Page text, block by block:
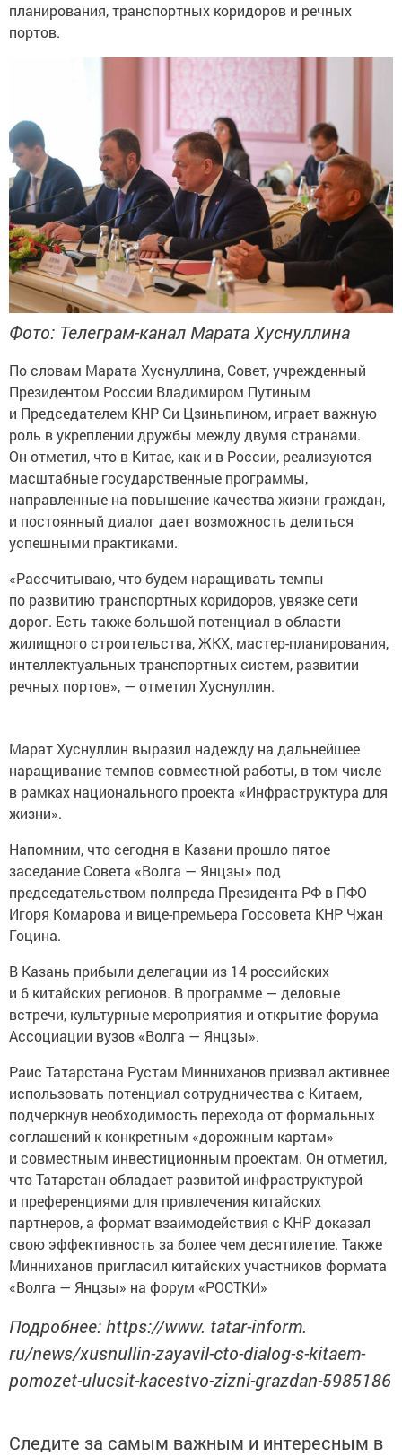
планирования, транспортных коридоров и речных
портов.
Фото: Телеграм-канал Марата Хуснуллина
По словам Марата Хуснуллина, Совет, учрежденный
Президентом России Владимиром Путиным
и Председателем КНР Си Цзиньпином, играет важную
роль в укреплении дружбы между двумя странами.
Он отметил, что в Китае, как и в России, реализуются
масштабные государственные программы,
направленные на повышение качества жизни граждан,
и постоянный диалог дает возможность делиться
успешными практиками.
«Рассчитываю, что будем наращивать темпы
по развитию транспортных коридоров, увязке сети
дорог. Есть также большой потенциал в области
жилищного строительства, ЖКХ, мастер-планирования,
интеллектуальных транспортных систем, развитии
речных портов», — отметил Хуснуллин.
Марат Хуснуллин выразил надежду на дальнейшее
наращивание темпов совместной работы, в том числе
в рамках национального проекта «Инфраструктура для
жизни».
Напомним, что сегодня в Казани прошло пятое
заседание Совета «Волга — Янцзы» под
председательством полпреда Президента РФ в ПФО
Игоря Комарова и вице-премьера Госсовета КНР Чжан
Гоцина.
В Казань прибыли делегации из 14 российских
и 6 китайских регионов. В программе — деловые
встречи, культурные мероприятия и открытие форума
Ассоциации вузов «Волга — Янцзы».
Раис Татарстана Рустам Минниханов призвал активнее
использовать потенциал сотрудничества с Китаем,
подчеркнув необходимость перехода от формальных
соглашений к конкретным «дорожным картам»
и совместным инвестиционным проектам. Он отметил,
что Татарстан обладает развитой инфраструктурой
и преференциями для привлечения китайских
партнеров, а формат взаимодействия с КНР доказал
свою эффективность за более чем десятилетие. Также
Минниханов пригласил китайских участников формата
«Волга — Янцзы» на форум «РОСТКИ»
Подробнее: https://www. tatar-inform.
ru/news/xusnullin-zayavil-cto-dialog-s-kitaem-
pomozet-ulucsit-kacestvo-zizni-grazdan-5985186
Следите за самым важным и интересным в